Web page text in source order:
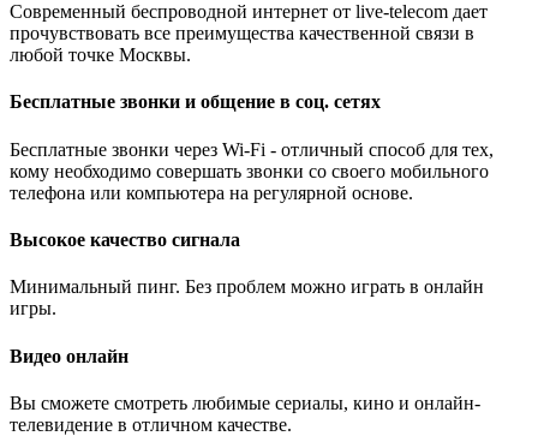
Современный беспроводной интернет от live-telecom дает
прочувствовать все преимущества качественной связи в
любой точке Москвы.
Бесплатные звонки и общение в соц. сетях
Бесплатные звонки через Wi-Fi - отличный способ для тех,
кому необходимо совершать звонки со своего мобильного
телефона или компьютера на регулярной основе.
Высокое качество сигнала
Минимальный пинг. Без проблем можно играть в онлайн
игры.
Видео онлайн
Вы сможете смотреть любимые сериалы, кино и онлайн-
телевидение в отличном качестве.